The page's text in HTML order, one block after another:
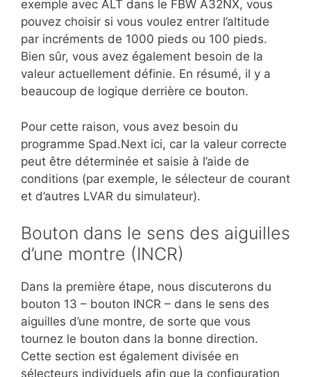
exemple avec ALT dans le FBW A32NX, vous
pouvez choisir si vous voulez entrer l’altitude
par incréments de 1000 pieds ou 100 pieds.
Bien sûr, vous avez également besoin de la
valeur actuellement définie. En résumé, il y a
beaucoup de logique derrière ce bouton.
Pour cette raison, vous avez besoin du
programme Spad.Next ici, car la valeur correcte
peut être déterminée et saisie à l’aide de
conditions (par exemple, le sélecteur de courant
et d’autres LVAR du simulateur).
Bouton dans le sens des aiguilles
d’une montre (INCR)
Dans la première étape, nous discuterons du
bouton 13 – bouton INCR – dans le sens des
aiguilles d’une montre, de sorte que vous
tournez le bouton dans la bonne direction.
Cette section est également divisée en
sélecteurs individuels afin que la configuration